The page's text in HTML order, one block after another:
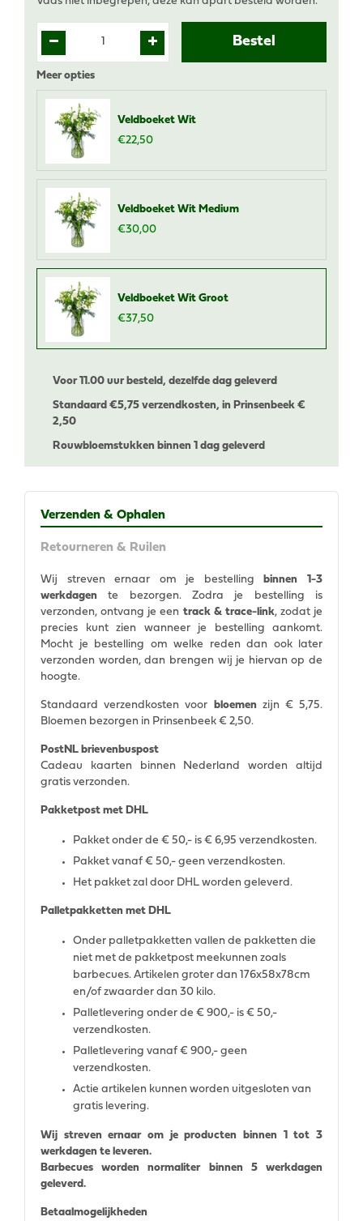
Meer opties
Veldboeket Wit
€22,50
Veldboeket Wit Medium
€30,00
Veldboeket Wit Groot
€37,50
Voor 11.00 uur besteld, dezelfde dag geleverd
Standaard €5,75 verzendkosten, in Prinsenbeek €
2,50
Rouwbloemstukken binnen 1 dag geleverd
Verzenden & Ophalen
Retourneren & Ruilen
Wij streven ernaar om je bestelling
binnen 1-3
werkdagen te bezorgen. Zodra je bestelling is
verzonden, ontvang je een track & trace-link, zodat je
precies kunt zien wanneer je bestelling aankomt.
Mocht je bestelling om welke reden dan ook later
verzonden worden, dan brengen wij je hiervan op de
hoogte.
Standaard verzendkosten voor bloemenzijn € 5,75.
Bloemen bezorgen in Prinsenbeek € 2,50.
PostNL brievenbuspost
Cadeau kaarten binnen Nederland worden altijd
gratis verzonden.
Pakketpost met DHL
Pakket onder de € 50,- is € 6,95 verzendkosten.
Pakket vanaf € 50,- geen verzendkosten.
Het pakket zal door DHL worden geleverd.
Palletpakketten met DHL
Onder palletpakketten vallen de pakketten die
niet met de pakketpost meekunnen zoals
barbecues. Artikelen groter dan 176x58x78cm
en/of zwaarder dan 30 kilo.
Palletlevering onder de € 900,- is € 50,-
verzendkosten.
Palletlevering vanaf € 900,- geen
verzendkosten.
Actie artikelen kunnen worden uitgesloten van
gratis levering.
Wij streven ernaar om je producten binnen 1 tot 3
werkdagen te leveren.
Barbecues worden normaliter binnen 5 werkdagen
geleverd.
Betaalmogelijkheden